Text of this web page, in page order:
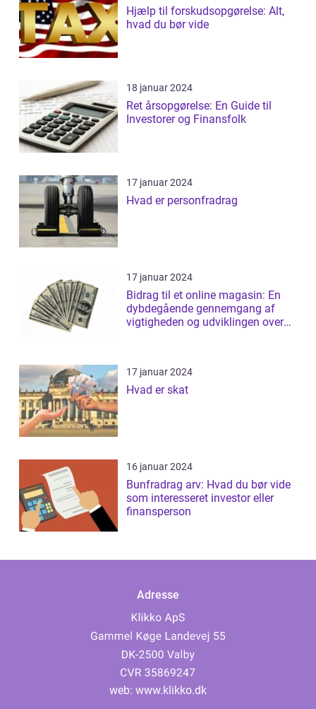
Hjælp til forskudsopgørelse: Alt,
hvad du bør vide
18 januar 2024
Ret årsopgørelse: En Guide til
Investorer og Finansfolk
17 januar 2024
Hvad er personfradrag
17 januar 2024
Bidrag til et online magasin: En
dybdegående gennemgang af
vigtigheden og udviklingen over
17 januar 2024
Hvad er skat
16 januar 2024
Bunfradrag arv: Hvad du bør vide
som interesseret investor eller
finansperson
Adresse
web: www.klikko.dk